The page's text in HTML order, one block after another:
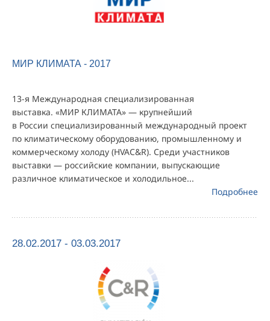
МИР КЛИМАТА - 2017
13-я Международная специализированная
выставка. «МИР КЛИМАТА» — крупнейший
в России специализированный международный проект
по климатическому оборудованию, промышленному и
коммерческому холоду (HVAC&R). Среди участников
выставки — российские компании, выпускающие
различное климатическое и холодильное...
Подробнее
28.02.2017 - 03.03.2017